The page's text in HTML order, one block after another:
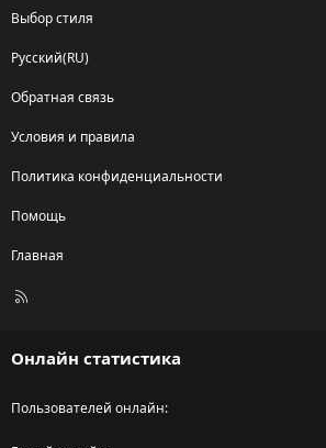
Выбор стиля
Русский(RU)
Обратная связь
Условия и правила
Политика конфиденциальности
Помощь
Главная
R
Онлайн статистика
Пользователей онлайн